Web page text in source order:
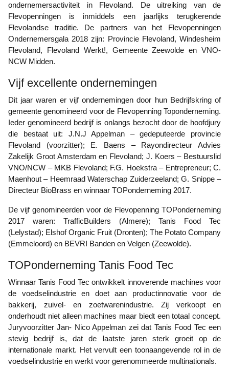
ondernemersactiviteit in Flevoland. De uitreiking van de
Flevopenningen is inmiddels een jaarlijks terugkerende
Flevolandse traditie. De partners van het Flevopenningen
Ondernemersgala 2018 zijn: Provincie Flevoland, Windesheim
Flevoland, Flevoland Werkt!, Gemeente Zeewolde en VNO-
NCW Midden.
Vijf excellente ondernemingen
Dit jaar waren er vijf ondernemingen door hun Bedrijfskring of
gemeente genomineerd voor de Flevopenning Toponderneming.
Ieder genomineerd bedrijf is onlangs bezocht door de hoofdjury
die bestaat uit: J.N.J Appelman – gedeputeerde provincie
Flevoland (voorzitter); E. Baens – Rayondirecteur Advies
Zakelijk Groot Amsterdam en Flevoland; J. Koers – Bestuurslid
VNO/NCW – MKB Flevoland; F.G. Hoekstra – Entrepreneur; C.
Maenhout – Heemraad Waterschap Zuiderzeeland; G. Snippe –
Directeur BioBrass en winnaar TOPonderneming 2017.
De vijf genomineerden voor de Flevopenning TOPonderneming
2017 waren: TrafficBuilders (Almere); Tanis Food Tec
(Lelystad); Elshof Organic Fruit (Dronten); The Potato Company
(Emmeloord) en BEVRI Banden en Velgen (Zeewolde).
TOPonderneming Tanis Food Tec
Winnaar Tanis Food Tec ontwikkelt innoverende machines voor
de voedselindustrie en doet aan productinnovatie voor de
bakkerij, zuivel- en zoetwarenindustrie. Zij verkoopt en
onderhoudt niet alleen machines maar biedt een totaal concept.
Juryvoorzitter Jan- Nico Appelman zei dat Tanis Food Tec een
stevig bedrijf is, dat de laatste jaren sterk groeit op de
internationale markt. Het vervult een toonaangevende rol in de
voedselindustrie en werkt voor gerenommeerde multinationals.